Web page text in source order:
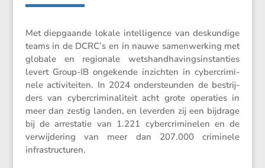
Met diepgaande lokale intel­li­gence van deskun­dige
teams in de DCRC’s en in nauwe samen­wer­king met
globale en regio­nale wetshand­ha­vings­in­stan­ties
levert Group-IB ongekende inzichten in cyber­cri­mi­
nele activi­teiten. In 2024 onder­steunden de bestrij­
ders van cyber­cri­mi­na­li­teit acht grote opera­ties in
meer dan zestig landen, en leverden zij een bijdrage
bij de arres­tatie van 1.221 cyber­cri­mi­nelen en de
verwij­de­ring van meer dan 207.000 crimi­nele
infrastructuren.